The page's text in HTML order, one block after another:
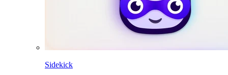
Sidekick